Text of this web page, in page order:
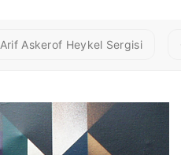
Arif Askerof Heykel Sergisi